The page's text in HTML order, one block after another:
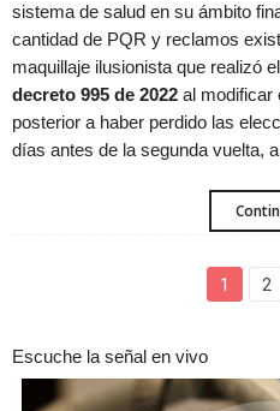
sistema de salud en su ámbito
cantidad de PQR y reclamos
maquillaje ilusionista que realizó
decreto 995 de 2022 al modificar
posterior a haber perdido las
días antes de la segunda vuelta,
1 2
Escuche la señal en vivo